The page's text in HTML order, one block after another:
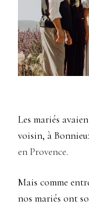
Les mariés
voisin, à
en Provence.
Mais comme
nos mariés ont